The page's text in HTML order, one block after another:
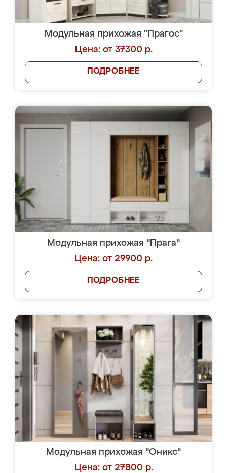
Модульная прихожая "Прагос"
Цена: от 37300 р.
ПОДРОБНЕЕ
Модульная прихожая "Прага"
Цена: от 29900 р.
ПОДРОБНЕЕ
Модульная прихожая "Оникс"
Цена: от 27800 р.